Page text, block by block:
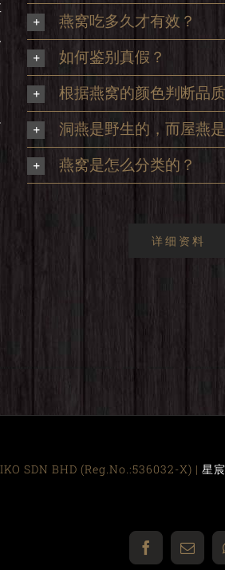
燕窝吃多久才有效？
如何鉴别真假？
根据燕窝的颜色判断品
洞燕是野生的，而屋燕
燕窝是怎么分类的？
详细资料
SDN BHD (Reg.No.:536032-X) | 星
FacebookEmail